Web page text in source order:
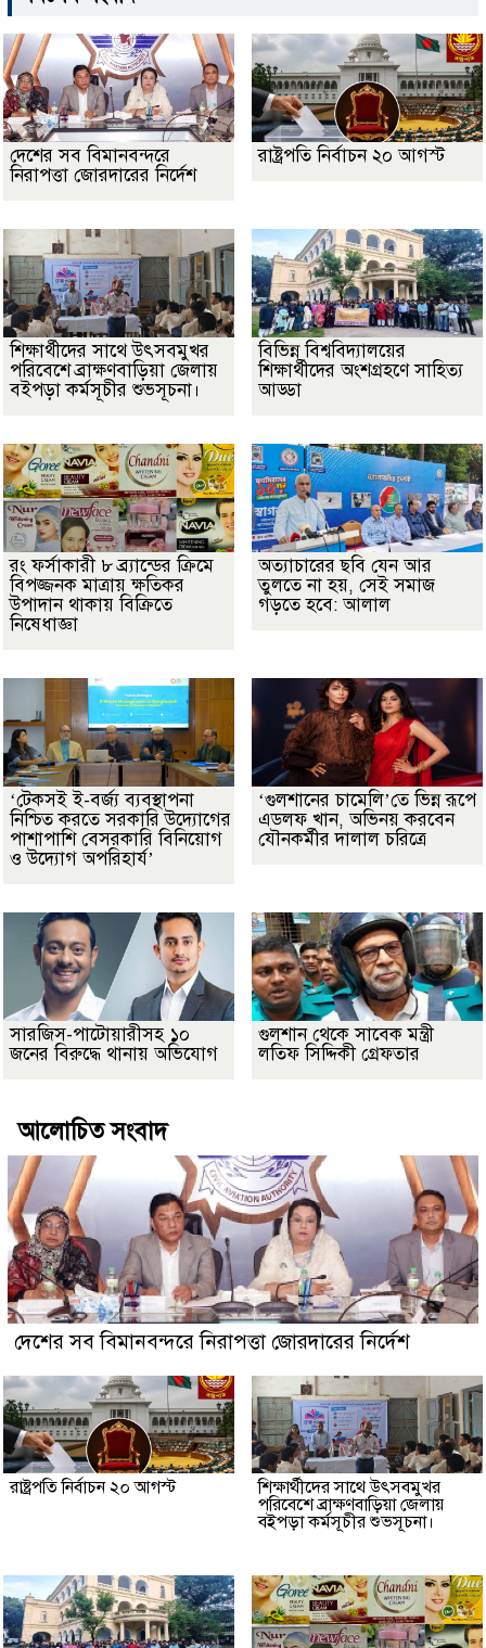
দেশের সব বিমানবন্দরে
নিরাপত্তা জোরদারের নির্দেশ
রাষ্ট্রপতি নির্বাচন ২০ আগস্ট
শিক্ষার্থীদের সাথে উৎসবমুখর
পরিবেশে ব্রাক্ষণবাড়িয়া জেলায়
বইপড়া কর্মসূচীর শুভসূচনা।
বিভিন্ন বিশ্ববিদ্যালয়ের
শিক্ষার্থীদের অংশগ্রহণে সাহিত্য
আড্ডা
রং ফর্সাকারী ৮ ব্র্যান্ডের ক্রিমে
বিপজ্জনক মাত্রায় ক্ষতিকর
উপাদান থাকায় বিক্রিতে
নিষেধাজ্ঞা
অত্যাচারের ছবি যেন আর
তুলতে না হয়, সেই সমাজ
গড়তে হবে: আলাল
‘টেকসই ই-বর্জ্য ব্যবস্থাপনা
নিশ্চিত করতে সরকারি উদ্যোগের
পাশাপাশি বেসরকারি বিনিয়োগ
ও উদ্যোগ অপরিহার্য’
‘গুলশানের চামেলি’তে ভিন্ন রূপে
এডলফ খান, অভিনয় করবেন
যৌনকর্মীর দালাল চরিত্রে
সারজিস-পাটোয়ারীসহ ১০
জনের বিরুদ্ধে থানায় অভিযোগ
গুলশান থেকে সাবেক মন্ত্রী
লতিফ সিদ্দিকী গ্রেফতার
আলোচিত সংবাদ
দেশের সব বিমানবন্দরে নিরাপত্তা জোরদারের নির্দেশ
রাষ্ট্রপতি নির্বাচন ২০ আগস্ট
শিক্ষার্থীদের সাথে উৎসবমুখর
পরিবেশে ব্রাক্ষণবাড়িয়া জেলায়
বইপড়া কর্মসূচীর শুভসূচনা।